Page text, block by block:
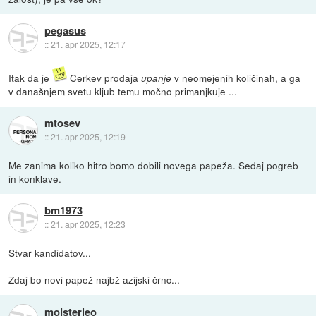
pegasus
::21. apr 2025, 12:17
Itak da je Cerkev prodajaupanje v neomejenih količinah, a ga
v današnjem svetu kljub temu močno primanjkuje ...
mtosev
::21. apr 2025, 12:19
Me zanima koliko hitro bomo dobili novega papeža. Sedaj pogreb
in konklave.
bm1973
::21. apr 2025, 12:23
Stvar kandidatov...
Zdaj bo novi papež najbž azijski črnc...
mojsterleo